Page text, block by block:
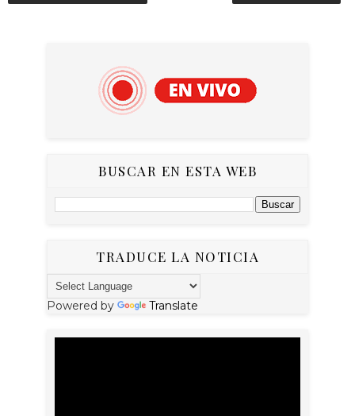
BUSCAR EN ESTA WEB
TRADUCE LA NOTICIA
Powered by Translate